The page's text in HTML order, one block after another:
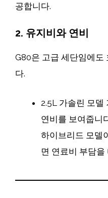
공합니다.
2. 유지비와 연비
G80은 고급 세단임에도
다.
2.5L 가솔린 모델
연비를 보여줍니
하이브리드 모델
면 연료비 부담을